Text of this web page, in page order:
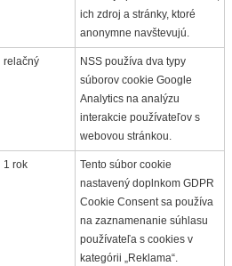
ich zdroj a stránky, ktoré
anonymne navštevujú.
relačný
NSS používa dva typy
súborov cookie Google
Analytics na analýzu
interakcie používateľov s
webovou stránkou.
1 rok
Tento súbor cookie
nastavený doplnkom GDPR
Cookie Consent sa používa
na zaznamenanie súhlasu
používateľa s cookies v
kategórii „Reklama“.